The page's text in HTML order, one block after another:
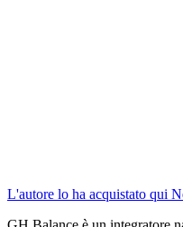
L'autore lo ha acquistato qui